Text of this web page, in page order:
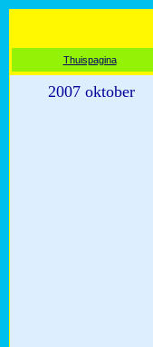
Thuispagina
2007 oktober